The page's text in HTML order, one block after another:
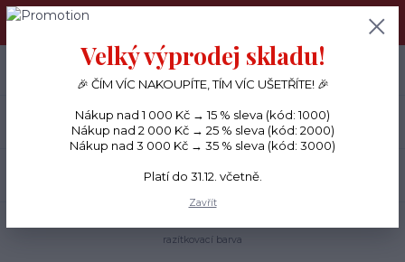
PŘÁNÍČKA a PAPÍROVÉ DÁRKY odesílám každý den, KREATIVNÍ
Menu
CZK
+420 734 380 930
(Po-Ne, 8-20 hod.)
razítkovací barva
Velký výprodej skladu!
🎉 ČÍM VÍC NAKOUPÍTE, TÍM VÍC UŠETŘÍTE! 🎉
Nákup nad 1 000 Kč → 15 % sleva (kód: 1000)
Nákup nad 2 000 Kč → 25 % sleva (kód: 2000)
Nákup nad 3 000 Kč → 35 % sleva (kód: 3000)
Platí do 31.12. včetně.
Zavřít